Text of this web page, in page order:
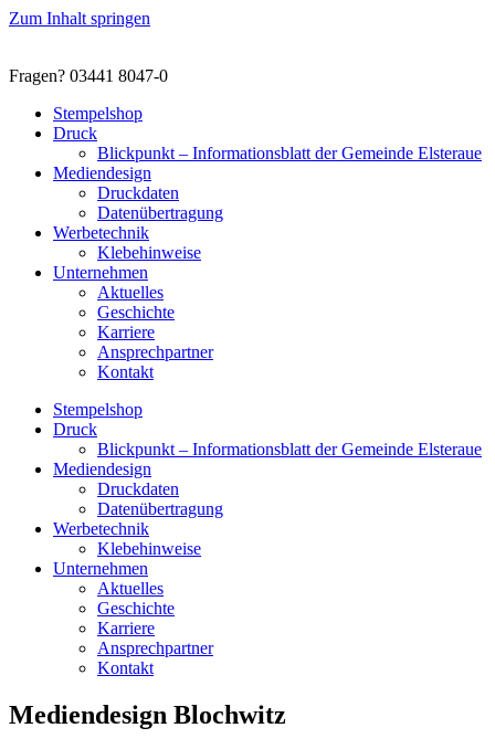
Zum Inhalt springen
Fragen? 03441 8047-0
Stempelshop
Druck
Blickpunkt – Informationsblatt der Gemeinde Elsteraue
Mediendesign
Druckdaten
Datenübertragung
Werbetechnik
Klebehinweise
Unternehmen
Aktuelles
Geschichte
Karriere
Ansprechpartner
Kontakt
Stempelshop
Druck
Blickpunkt – Informationsblatt der Gemeinde Elsteraue
Mediendesign
Druckdaten
Datenübertragung
Werbetechnik
Klebehinweise
Unternehmen
Aktuelles
Geschichte
Karriere
Ansprechpartner
Kontakt
Mediendesign Blochwitz